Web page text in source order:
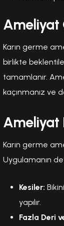
Ameliyat
Karın germe
birlikte
tamamlanır.
kaçınmanız ve
Ameliyat
Karın germe
Uygulamanın
Kesiler:
yapılır.
Fazla Deri